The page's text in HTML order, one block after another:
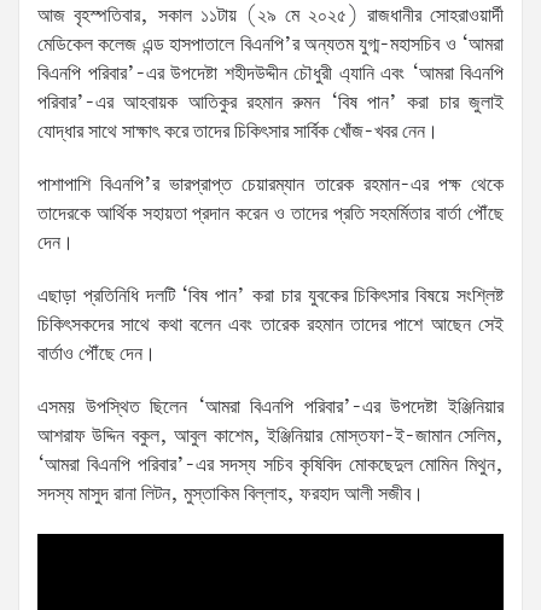
আজ বৃহস্পতিবার, সকাল ১১টায় (২৯ মে ২০২৫) রাজধানীর সোহরাওয়ার্দী
মেডিকেল কলেজ এন্ড হাসপাতালে বিএনপি’র অন্যতম যুগ্ম-মহাসচিব ও ‘আমরা
বিএনপি পরিবার’-এর উপদেষ্টা শহীদউদ্দীন চৌধুরী এ্যানি এবং ‘আমরা বিএনপি
পরিবার’-এর আহবায়ক আতিকুর রহমান রুমন ‘বিষ পান’ করা চার জুলাই
যোদ্ধার সাথে সাক্ষাৎ করে তাদের চিকিৎসার সার্বিক খোঁজ-খবর নেন।
পাশাপাশি বিএনপি’র ভারপ্রাপ্ত চেয়ারম্যান তারেক রহমান-এর পক্ষ থেকে
তাদেরকে আর্থিক সহায়তা প্রদান করেন ও তাদের প্রতি সহমর্মিতার বার্তা পৌঁছে
দেন।
এছাড়া প্রতিনিধি দলটি ‘বিষ পান’ করা চার যুবকের চিকিৎসার বিষয়ে সংশ্লিষ্ট
চিকিৎসকদের সাথে কথা বলেন এবং তারেক রহমান তাদের পাশে আছেন সেই
বার্তাও পৌঁছে দেন।
এসময় উপস্থিত ছিলেন ‘আমরা বিএনপি পরিবার’-এর উপদেষ্টা ইঞ্জিনিয়ার
আশরাফ উদ্দিন বকুল, আবুল কাশেম, ইঞ্জিনিয়ার মোস্তফা-ই-জামান সেলিম,
‘আমরা বিএনপি পরিবার’-এর সদস্য সচিব কৃষিবিদ মোকছেদুল মোমিন মিথুন,
সদস্য মাসুদ রানা লিটন, মুস্তাকিম বিল্লাহ, ফরহাদ আলী সজীব।